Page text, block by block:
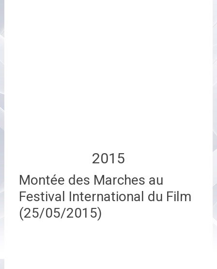
2015
Montée des Marches au
Festival International du Film
(25/05/2015)